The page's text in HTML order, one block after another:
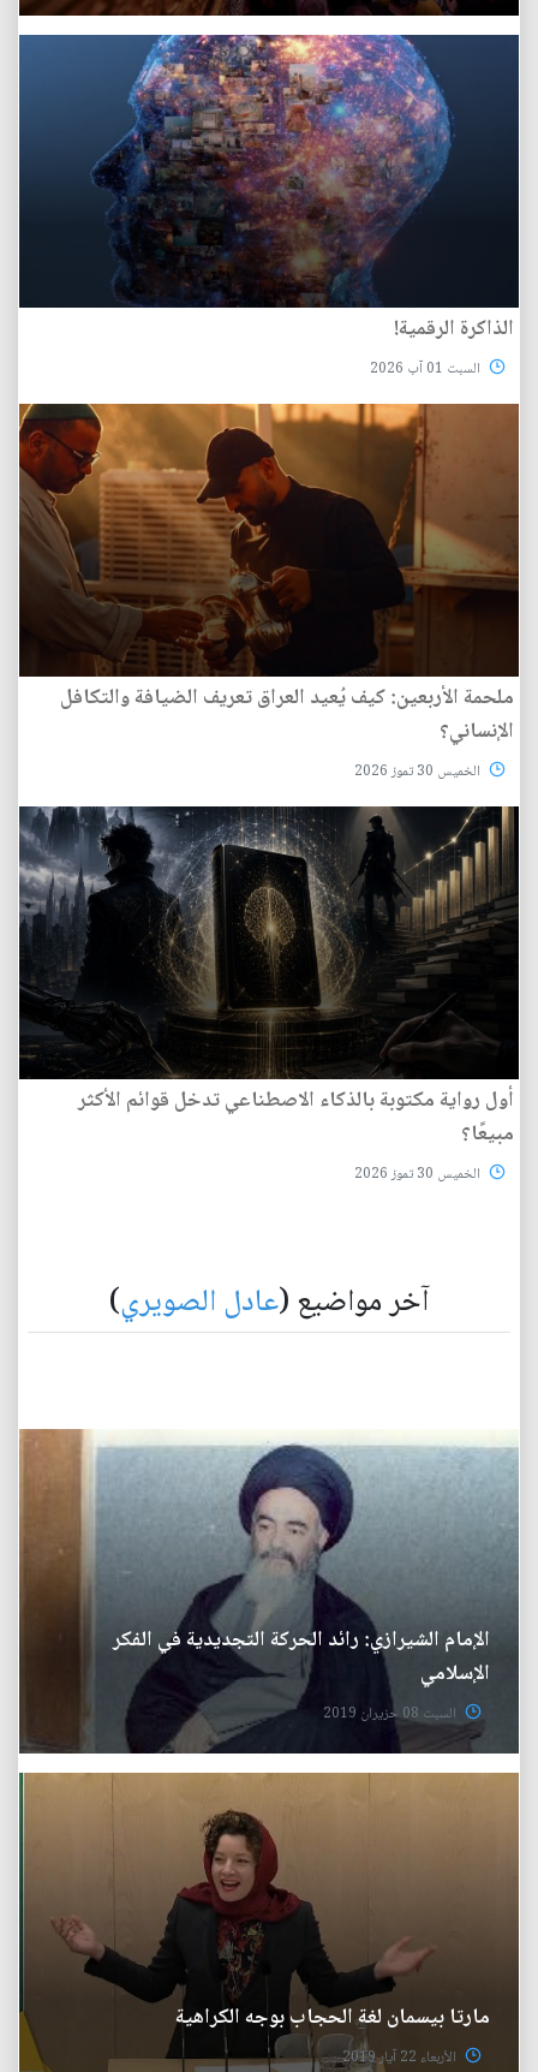
الذاكرة الرقمية!
السبت 01 آب 2026
ملحمة الأربعين: كيف يُعيد العراق تعريف الضيافة والتكافل
الإنساني؟
الخميس 30 تموز 2026
أول رواية مكتوبة بالذكاء الاصطناعي تدخل قوائم الأكثر
مبيعًا؟
الخميس 30 تموز 2026
آخر مواضيع (عادل الصويري)
الإمام الشيرازي: رائد الحركة التجديدية في الفكر
الإسلامي
السبت 08 حزيران 2019
مارتا بيسمان لغة الحجاب بوجه الكراهية
الأربعاء 22 آيار 2019